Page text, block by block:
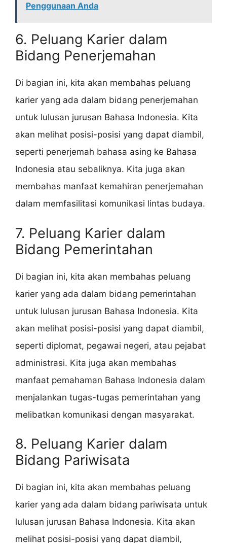
Penggunaan Anda
6. Peluang Karier dalam
Bidang Penerjemahan
Di bagian ini, kita akan membahas peluang
karier yang ada dalam bidang penerjemahan
untuk lulusan jurusan Bahasa Indonesia. Kita
akan melihat posisi-posisi yang dapat diambil,
seperti penerjemah bahasa asing ke Bahasa
Indonesia atau sebaliknya. Kita juga akan
membahas manfaat kemahiran penerjemahan
dalam memfasilitasi komunikasi lintas budaya.
7. Peluang Karier dalam
Bidang Pemerintahan
Di bagian ini, kita akan membahas peluang
karier yang ada dalam bidang pemerintahan
untuk lulusan jurusan Bahasa Indonesia. Kita
akan melihat posisi-posisi yang dapat diambil,
seperti diplomat, pegawai negeri, atau pejabat
administrasi. Kita juga akan membahas
manfaat pemahaman Bahasa Indonesia dalam
menjalankan tugas-tugas pemerintahan yang
melibatkan komunikasi dengan masyarakat.
8. Peluang Karier dalam
Bidang Pariwisata
Di bagian ini, kita akan membahas peluang
karier yang ada dalam bidang pariwisata untuk
lulusan jurusan Bahasa Indonesia. Kita akan
melihat posisi-posisi yang dapat diambil,